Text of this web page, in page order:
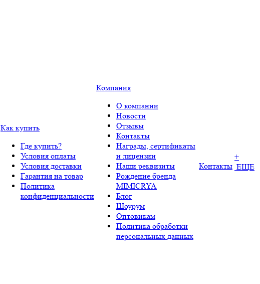
Как купить
Где купить?
Условия оплаты
Условия доставки
Гарантия на товар
Политика
конфиденциальности
Компания
О компании
Новости
Отзывы
Контакты
Награды, сертификаты
и лицензии
Наши реквизиты
Рождение бренда
MIMICRYA
Блог
Шоурум
Оптовикам
Политика обработки
персональных данных
Контакты
+
ЕЩЕ